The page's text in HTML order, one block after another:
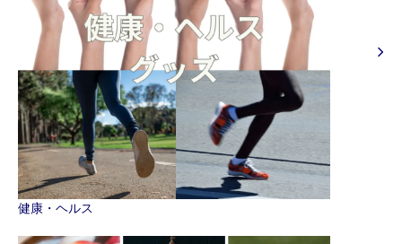
健康・ヘルス